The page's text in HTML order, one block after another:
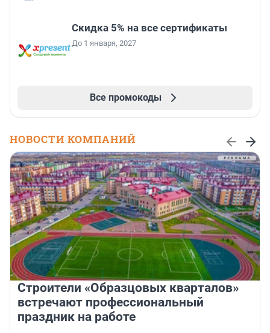
Скидка 5% на все сертификаты
До 1 января, 2027
Все промокоды
НОВОСТИ КОМПАНИЙ
Строители «Образцовых кварталов»
встречают профессиональный
праздник на работе